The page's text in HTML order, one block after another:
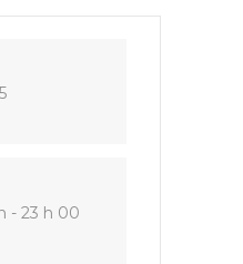
- 23 h 00